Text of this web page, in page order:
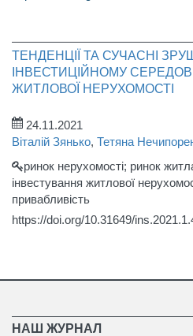
ТЕНДЕНЦІЇ ТА СУЧАСНІ
ІНВЕСТИЦІЙНОМУ
ЖИТЛОВОЇ НЕРУХОМОСТІ
24.11.2021
Віталій Зянько, Тетяна
ринок нерухомості; ринок
інвестування житлової
привабливість
https://doi.org/10.31649/
НАШ ЖУРНАЛ